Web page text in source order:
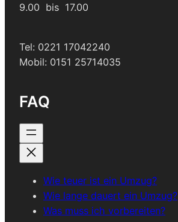
9.00 bis 17.00
Tel: 0221 17042240
Mobil: 0151 25714035
FAQ
Wie teuer ist ein Umzug?
Wie lange dauert ein Umzug?
Was muss ich vorbereiten?